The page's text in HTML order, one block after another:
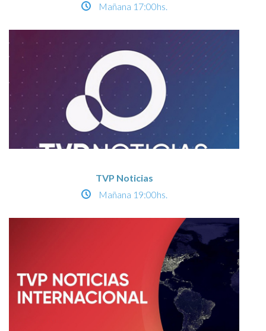
Mañana 17:00hs.
TVP Noticias
Mañana 19:00hs.